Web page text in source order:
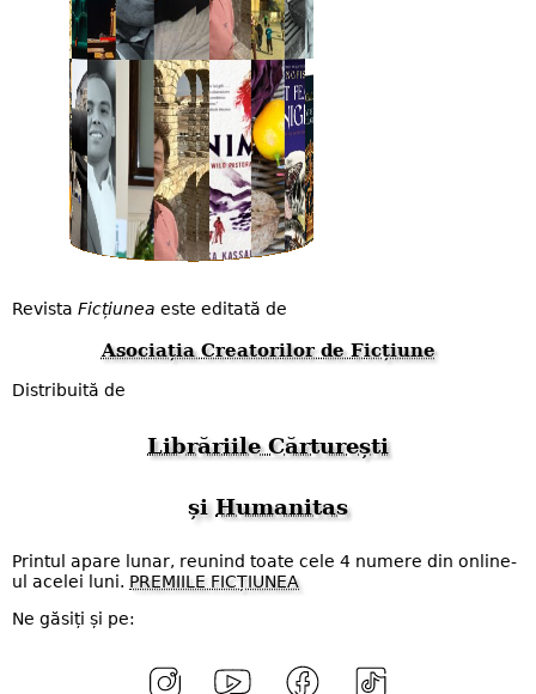
Revista Ficțiunea este editată de
Asociația Creatorilor de Ficțiune
Distribuită de
Librăriile Cărturești
șiHumanitas
Printul apare lunar, reunind toate cele 4 numere din online-
ul acelei luni. PREMIILE FICȚIUNEA
Ne găsiți și pe: